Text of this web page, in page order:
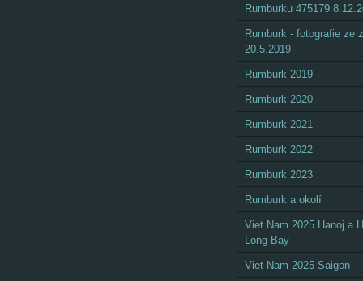
Rumburku 475179
Rumburk - fotografie ze
20.5.2019
Rumburk 2019
Rumburk 2020
Rumburk 2021
Rumburk 2022
Rumburk 2023
Rumburk a okolí
Viet Nam 2025 Hanoj a
Long Bay
Viet Nam 2025 Saigon